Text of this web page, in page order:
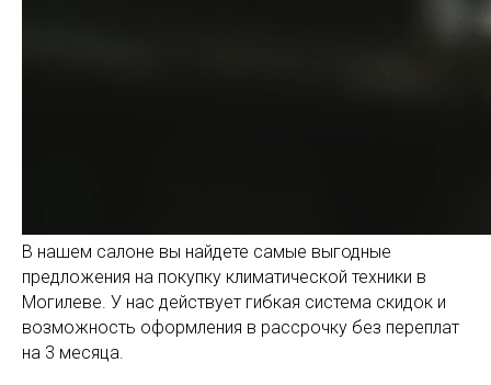
В нашем салоне вы найдете самые выгодные
предложения на покупку климатической техники в
Могилеве. У нас действует гибкая система скидок и
возможность оформления в рассрочку без переплат
на 3 месяца.